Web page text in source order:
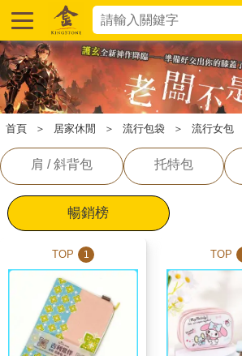
首頁 ＞ 居家休閒 ＞ 流行包袋 ＞ 流行女包
肩 / 斜背包 托特包
暢銷榜
TOP 1 TOP